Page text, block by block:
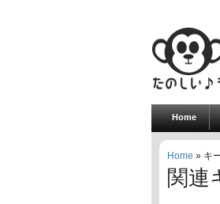
Home
Home » キ
関連